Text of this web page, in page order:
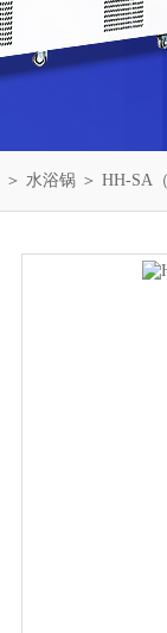
＞ 水浴锅 ＞ HH-SA